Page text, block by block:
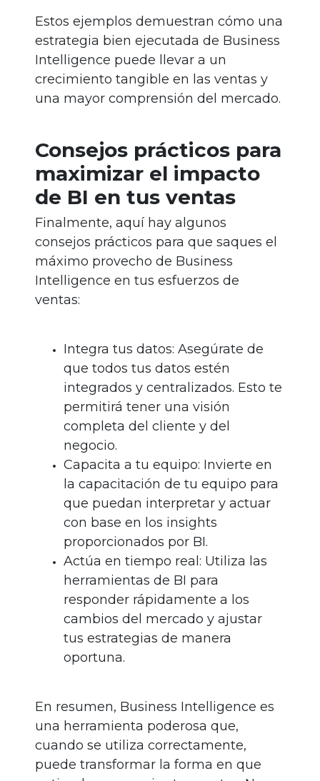
Estos ejemplos demuestran cómo una
estrategia bien ejecutada de Business
Intelligence puede llevar a un
crecimiento tangible en las ventas y
una mayor comprensión del mercado.
Consejos prácticos para
maximizar el impacto
de BI en tus ventas
Finalmente, aquí hay algunos
consejos prácticos para que saques el
máximo provecho de Business
Intelligence en tus esfuerzos de
ventas:
Integra tus datos: Asegúrate de
que todos tus datos estén
integrados y centralizados. Esto te
permitirá tener una visión
completa del cliente y del
negocio.
Capacita a tu equipo: Invierte en
la capacitación de tu equipo para
que puedan interpretar y actuar
con base en los insights
proporcionados por BI.
Actúa en tiempo real: Utiliza las
herramientas de BI para
responder rápidamente a los
cambios del mercado y ajustar
tus estrategias de manera
oportuna.
En resumen, Business Intelligence es
una herramienta poderosa que,
cuando se utiliza correctamente,
puede transformar la forma en que